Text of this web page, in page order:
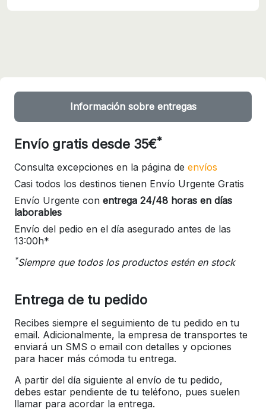
Información sobre entregas
Envío gratis desde 35€*
Consulta excepciones en la página de envíos
Casi todos los destinos tienen Envío Urgente Gratis
Envío Urgente con entrega 24/48 horas en días
laborables
Envío del pedio en el día asegurado antes de las
13:00h*
*Siempre que todos los productos estén en stock
Entrega de tu pedido
Recibes siempre el seguimiento de tu pedido en tu
email. Adicionalmente, la empresa de transportes te
enviará un SMS o email con detalles y opciones
para hacer más cómoda tu entrega.
A partir del día siguiente al envío de tu pedido,
debes estar pendiente de tu teléfono, pues suelen
llamar para acordar la entrega.